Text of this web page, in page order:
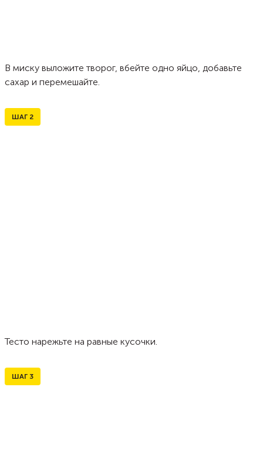
В миску выложите творог, вбейте одно яйцо, добавьте
сахар и перемешайте.
ШАГ 2
Тесто нарежьте на равные кусочки.
ШАГ 3